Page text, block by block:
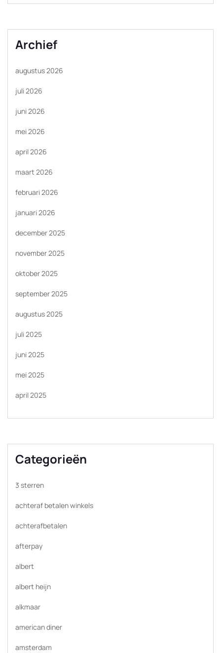
Archief
augustus 2026
juli 2026
juni 2026
mei 2026
april 2026
maart 2026
februari 2026
januari 2026
december 2025
november 2025
oktober 2025
september 2025
augustus 2025
juli 2025
juni 2025
mei 2025
april 2025
Categorieën
3 sterren
achteraf betalen winkels
achterafbetalen
afterpay
albert
albert heijn
alkmaar
american diner
amsterdam